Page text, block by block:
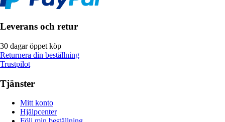
Leverans och retur
30 dagar öppet köp
Returnera din beställning
Trustpilot
Tjänster
Mitt konto
Hjälpcenter